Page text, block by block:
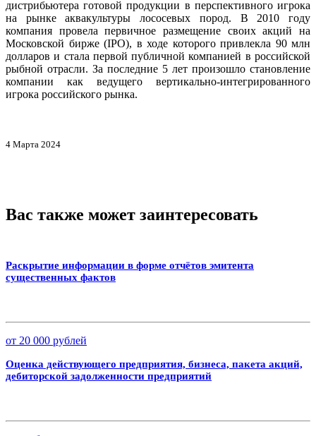
дистрибьютера готовой продукции в перспективного игрока
на рынке аквакультуры лососевых пород. В 2010 году
компания провела первичное размещение своих акций на
Московской бирже (IPO), в ходе которого привлекла 90 млн
долларов и стала первой публичной компанией в российской
рыбной отрасли. За последние 5 лет произошло становление
компании как ведущего вертикально-интегрированного
игрока российского рынка.
4 Марта 2024
Вас также может заинтересовать
Раскрытие информации в форме отчётов эмитента
существенных фактов
от 20 000 рублей
Оценка действующего предприятия, бизнеса, пакета акций,
дебиторской задолженности предприятий